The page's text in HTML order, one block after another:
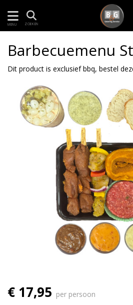
MENU ZOEKEN
Barbecuemenu
Dit product is exclusief bbq, bestel
€ 17,95 per persoon